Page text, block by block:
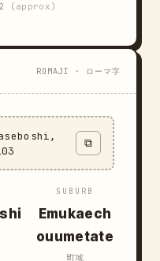
(approx)
ROMAJI · ローマ字
⧉
SUBURB
Emukaech
ouumetate
町域